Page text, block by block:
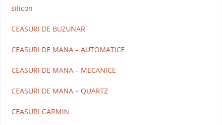
silicon
CEASURI DE BUZUNAR
CEASURI DE MANA – AUTOMATICE
CEASURI DE MANA – MECANICE
CEASURI DE MANA – QUARTZ
CEASURI GARMIN